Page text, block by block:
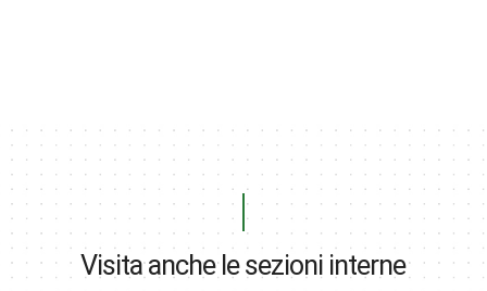
Visita anche le sezioni interne